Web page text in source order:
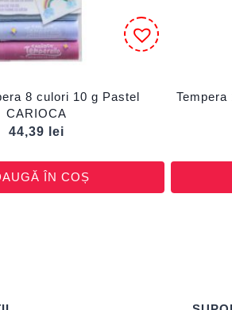
8 culori 10 g Pastel
CARIOCA
44,39
lei
ÎN COȘ